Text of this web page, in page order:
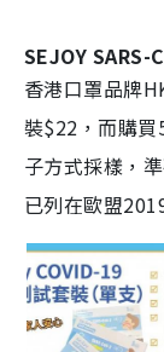
SEJOY SARS-
香港口罩品牌
裝$22，而購
子方式採樣，
已列在歐盟